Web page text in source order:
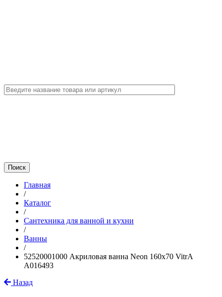
Главная
/
Каталог
/
Сантехника для ванной и кухни
/
Ванны
/
52520001000 Акриловая ванна Neon 160x70 VitrA
A016493
Назад